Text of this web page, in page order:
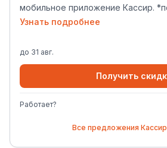
мобильное приложение Кассир.
акции по ссылке: https://
участников: Егор Крид 10,11 июля,
Xolidayboy 5 июля, ВТБ Арена
Лукойл Арена Мот 30 августа,
Дмитриенко 2 августа, Лужники
Парка Горького Моральный
Узнать подробнее
до 31 авг.
Получить
Работает?
Все предложения